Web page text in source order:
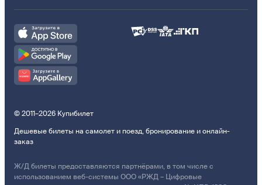
© 2011–2026 Купибилет
Дешевые билеты на самолет и поезд, бронирование и онлайн-
заказ
Ж/Д билеты предоставляются партнёрами, в том числе с
использованием веб-системы ООО «РЖД – Цифровые